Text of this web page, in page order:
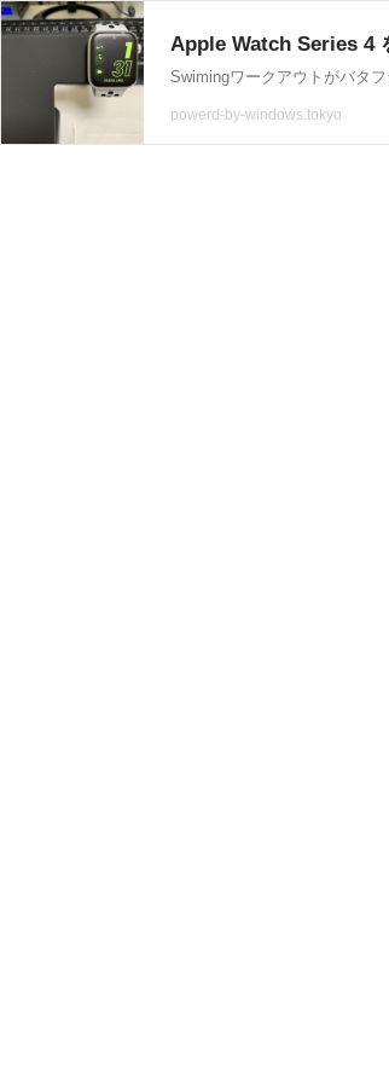
Apple Watch Series 4
Swimingワークアウトがバタ
powerd-by-windows.tokyo